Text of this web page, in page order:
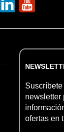
newsletter
ofertas en